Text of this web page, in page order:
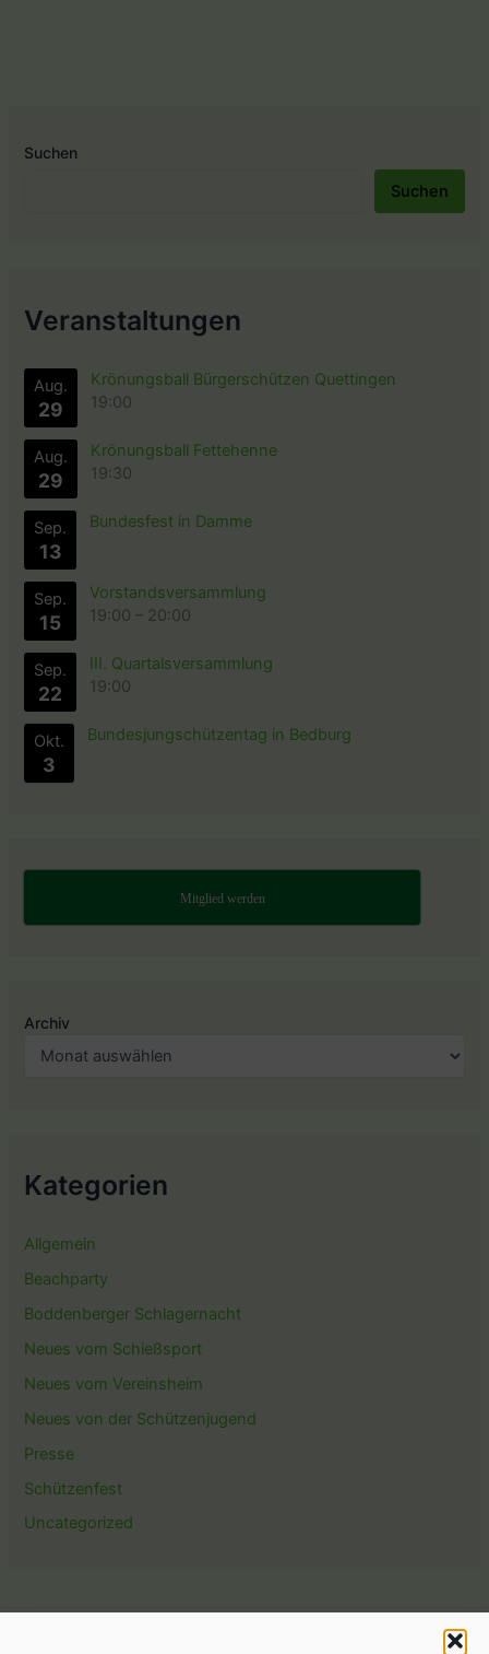
Suchen
Suchen
Veranstaltungen
Aug.
29
Krönungsball Bürgerschützen Quettingen
19:00
Aug.
29
Krönungsball Fettehenne
19:30
Sep.
13
Bundesfest in Damme
Sep.
15
Vorstandsversammlung
19:00 – 20:00
Sep.
22
III. Quartalsversammlung
19:00
Okt.
3
Bundesjungschützentag in Bedburg
Mitglied werden
Archiv
Kategorien
Allgemein
Beachparty
Boddenberger Schlagernacht
Neues vom Schießsport
Neues vom Vereinsheim
Neues von der Schützenjugend
Presse
Schützenfest
Uncategorized